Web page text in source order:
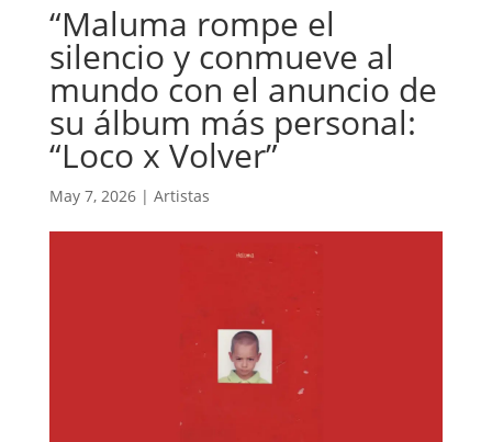
“Maluma rompe el
silencio y conmueve al
mundo con el anuncio de
su álbum más personal:
“Loco x Volver”
May 7, 2026| Artistas